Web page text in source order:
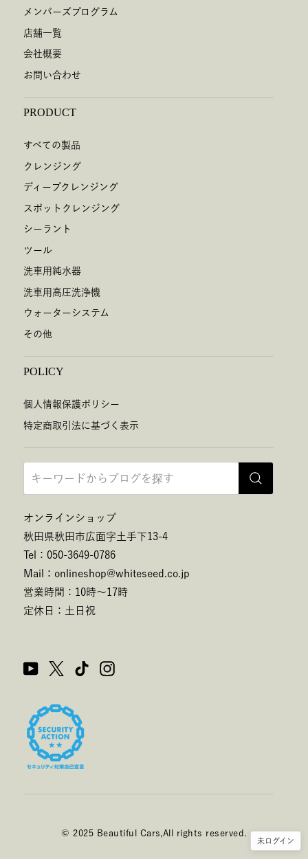
未ログイン
メンバーズプログラム
店舗一覧
会社概要
お問い合わせ
PRODUCT
すべての製品
クレンジング
ディープクレンジング
スポットクレンジング
シーラント
ツール
洗車用純水器
洗車用高圧洗浄機
ウォーターシステム
その他
POLICY
個人情報保護ポリシー
特定商取引法に基づく表示
オンラインショップ
秋田県秋田市広面字土手下13-4
Tel：050-3649-0786
Mail：onlineshop@whiteseed.co.jp
営業時間：10時～17時
定休日：土日祝
© 2025 Beautiful Cars,All rights reserved.